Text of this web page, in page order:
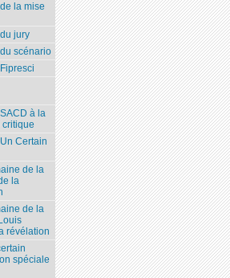
la mise
jury
scénario
à la
Certain
de la
la
de la
révélation
spéciale